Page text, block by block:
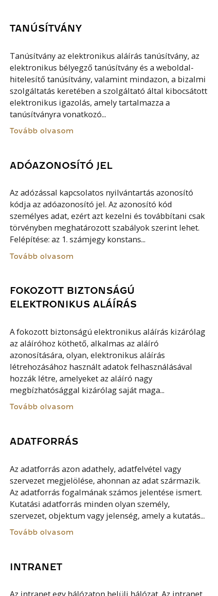
TANÚSÍTVÁNY
Tanúsítvány az elektronikus aláírás tanúsítvány, az
elektronikus bélyegző tanúsítvány és a weboldal-
hitelesítő tanúsítvány, valamint mindazon, a bizalmi
szolgáltatás keretében a szolgáltató által kibocsátott
elektronikus igazolás, amely tartalmazza a
tanúsítványra vonatkozó...
Tovább olvasom
ADÓAZONOSÍTÓ JEL
Az adózással kapcsolatos nyilvántartás azonosító
kódja az adóazonosító jel. Az azonosító kód
személyes adat, ezért azt kezelni és továbbítani csak
törvényben meghatározott szabályok szerint lehet.
Felépítése: az 1. számjegy konstans...
Tovább olvasom
FOKOZOTT BIZTONSÁGÚ
ELEKTRONIKUS ALÁÍRÁS
A fokozott biztonságú elektronikus aláírás kizárólag
az aláíróhoz köthető, alkalmas az aláíró
azonosítására, olyan, elektronikus aláírás
létrehozásához használt adatok felhasználásával
hozzák létre, amelyeket az aláíró nagy
megbízhatósággal kizárólag saját maga...
Tovább olvasom
ADATFORRÁS
Az adatforrás azon adathely, adatfelvétel vagy
szervezet megjelölése, ahonnan az adat származik.
Az adatforrás fogalmának számos jelentése ismert.
Kutatási adatforrás minden olyan személy,
szervezet, objektum vagy jelenség, amely a kutatás...
Tovább olvasom
INTRANET